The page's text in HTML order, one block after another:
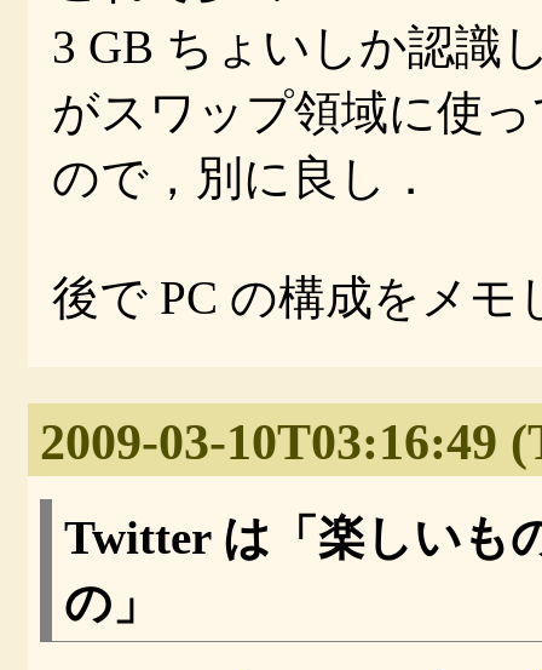
3 GB ちょいしか認識
がスワップ領域に使
ので，別に良し．
後で PC の構成をメモ
2009-03-10T03:16:49
Twitter は「楽しいも
の」